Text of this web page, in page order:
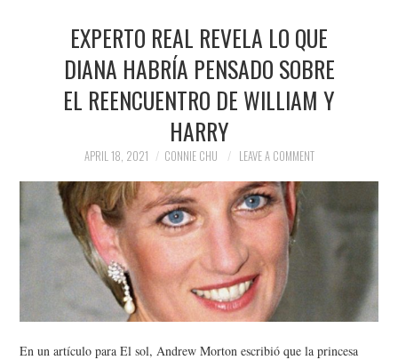
EXPERTO REAL REVELA LO QUE
DIANA HABRÍA PENSADO SOBRE
EL REENCUENTRO DE WILLIAM Y
HARRY
APRIL 18, 2021 CONNIE CHU LEAVE A COMMENT
En un artículo para El sol, Andrew Morton escribió que la princesa